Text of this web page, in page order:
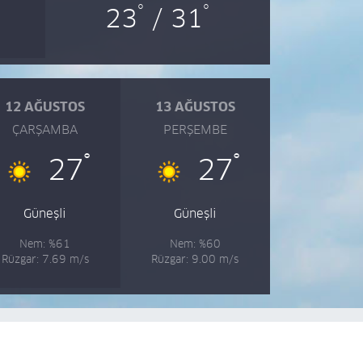
23° / 31°
12 AĞUSTOS
ÇARŞAMBA
27°
Güneşli
Nem: %61
Rüzgar: 7.69 m/s
13 AĞUSTOS
PERŞEMBE
27°
Güneşli
Nem: %60
Rüzgar: 9.00 m/s